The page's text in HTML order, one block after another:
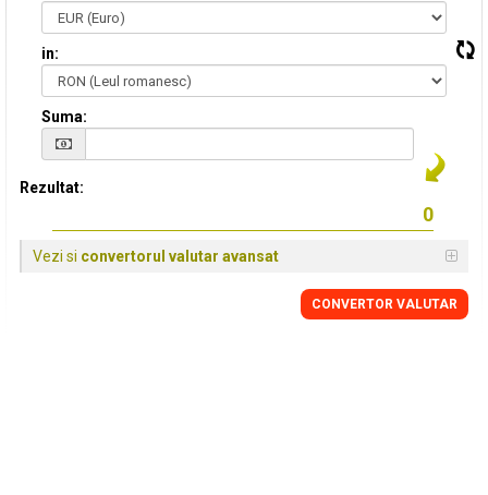
in:
Suma:
Rezultat:
Vezi si convertorul valutar avansat
CONVERTOR VALUTAR